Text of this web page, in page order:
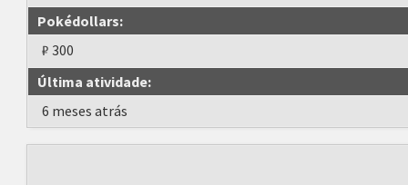
Pokédollars:
₽ 300
Última atividade:
6 meses atrás